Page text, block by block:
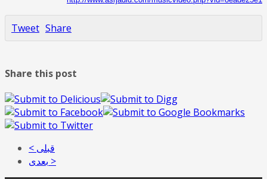
Tweet Share
Share this post
< قبلی
بعدی >